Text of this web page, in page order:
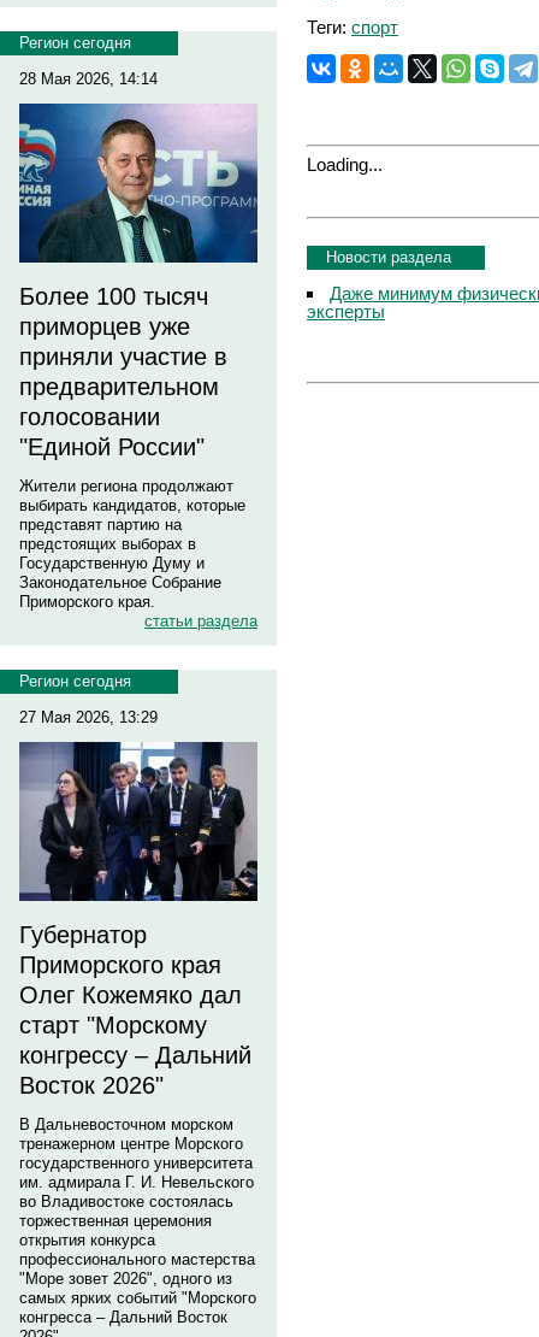
Регион сегодня
28 Мая 2026, 14:14
Более 100 тысяч
приморцев уже
приняли участие в
предварительном
голосовании
"Единой России"
Жители региона продолжают
выбирать кандидатов, которые
представят партию на
предстоящих выборах в
Государственную Думу и
Законодательное Собрание
Приморского края.
статьи раздела
Регион сегодня
27 Мая 2026, 13:29
Губернатор
Приморского края
Олег Кожемяко дал
старт "Морскому
конгрессу – Дальний
Восток 2026"
В Дальневосточном морском
тренажерном центре Морского
государственного университета
им. адмирала Г. И. Невельского
во Владивостоке состоялась
торжественная церемония
открытия конкурса
профессионального мастерства
"Море зовет 2026", одного из
самых ярких событий "Морского
конгресса – Дальний Восток
Теги: спорт
Loading...
Новости раздела
Даже минимум
эксперты